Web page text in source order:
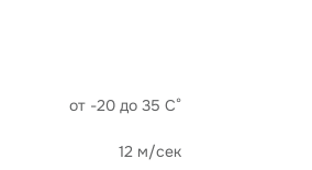
от -20 до 35 С°
12 м/сек